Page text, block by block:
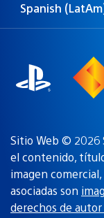
Elige
Región
Spanish
Sitio Web © 2026
el contenido,
imagen
asociadas son
derechos de